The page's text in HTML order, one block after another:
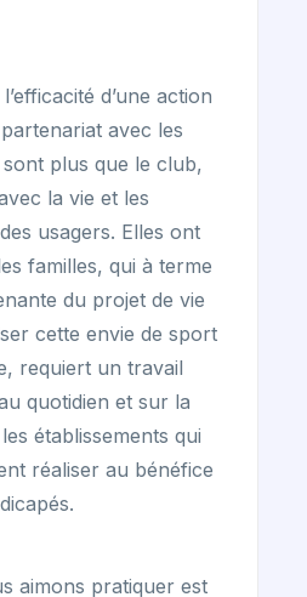
d’une action
avec les
plus que le club,
la vie et les
usagers. Elles ont
familles, qui à terme
du projet de vie
cette envie de sport
requiert un travail
quotidien et sur la
établissements qui
réaliser au bénéfice
aimons pratiquer est